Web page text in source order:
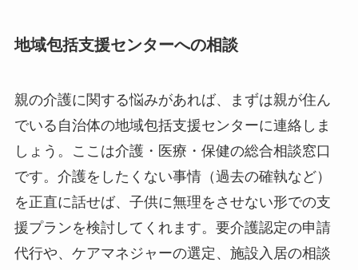
地域包括支援センターへの相談
親の介護に関する悩みがあれば、まずは親が住ん
でいる自治体の地域包括支援センターに連絡しま
しょう。ここは介護・医療・保健の総合相談窓口
です。介護をしたくない事情（過去の確執など）
を正直に話せば、子供に無理をさせない形での支
援プランを検討してくれます。要介護認定の申請
代行や、ケアマネジャーの選定、施設入居の相談